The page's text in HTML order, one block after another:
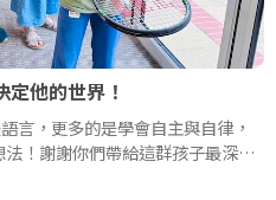
他的世界！
言，更多的是學會自主與自律，
！謝謝你們帶給這群孩子最深刻